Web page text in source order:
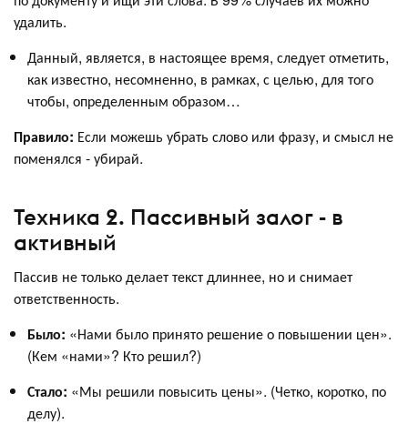
удалить.
Данный, является, в настоящее время, следует отметить,
как известно, несомненно, в рамках, с целью, для того
чтобы, определенным образом…
Правило: Если можешь убрать слово или фразу, и смысл не
поменялся - убирай.
Техника 2. Пассивный залог - в
активный
Пассив не только делает текст длиннее, но и снимает
ответственность.
Было: «Нами было принято решение о повышении цен».
(Кем «нами»? Кто решил?)
Стало: «Мы решили повысить цены». (Четко, коротко, по
делу).